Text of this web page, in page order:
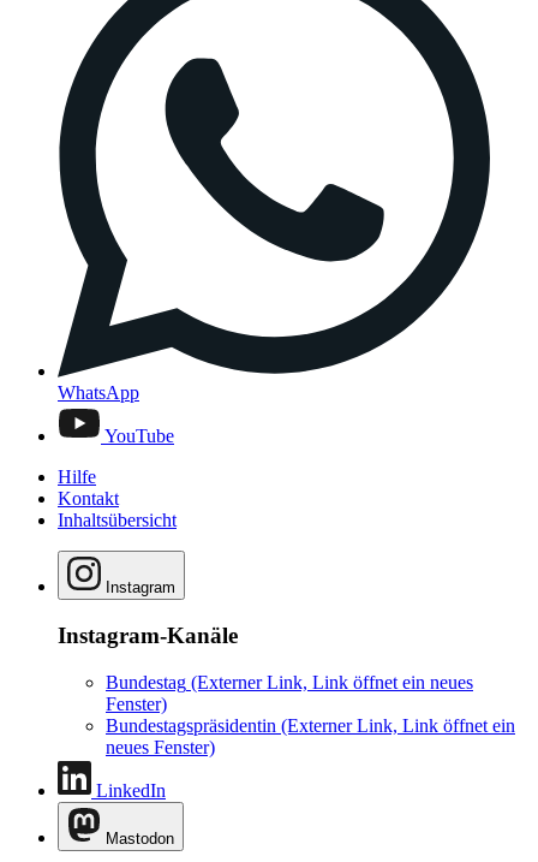
WhatsApp
YouTube
Hilfe
Kontakt
Inhaltsübersicht
Instagram
Instagram-Kanäle
Bundestag (Externer Link, Link öffnet ein neues
Fenster)
Bundestagspräsidentin (Externer Link, Link öffnet ein
neues Fenster)
LinkedIn
Mastodon